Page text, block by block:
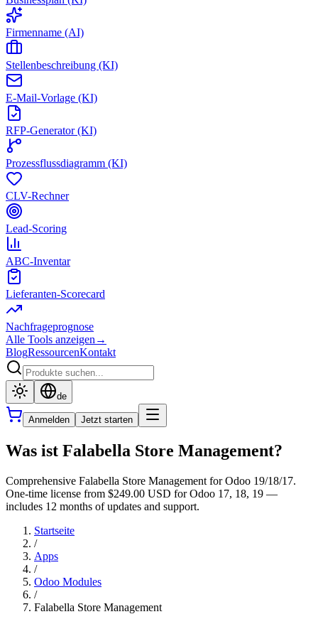
Firmenname (AI)
Stellenbeschreibung (KI)
E-Mail-Vorlage (KI)
RFP-Generator (KI)
Prozessflussdiagramm (KI)
CLV-Rechner
Lead-Scoring
ABC-Inventar
Lieferanten-Scorecard
Nachfrageprognose
Alle Tools anzeigen →
BlogRessourcenKontakt
de
Anmelden Jetzt starten
Was ist Falabella Store Management?
Comprehensive Falabella Store Management for Odoo 19/18/17.
One-time license from $249.00 USD for Odoo 17, 18, 19 —
includes 12 months of updates and support.
Startseite
/
Apps
/
Odoo Modules
/
Falabella Store Management